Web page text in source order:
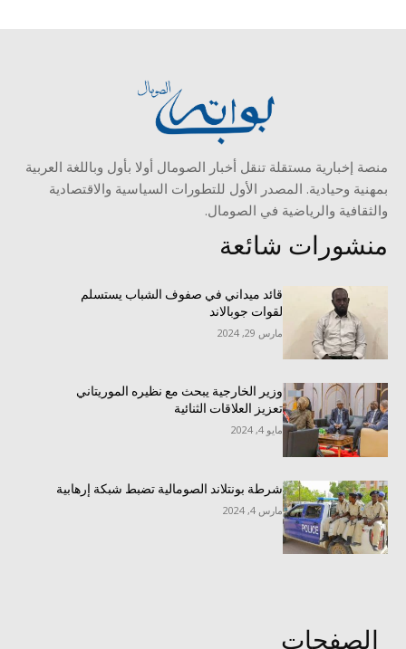
منصة إخبارية مستقلة تنقل أخبار الصومال أولا بأول وباللغة العربية
بمهنية وحيادية. المصدر الأول للتطورات السياسية والاقتصادية
والثقافية والرياضية في الصومال.
منشورات شائعة
قائد ميداني في صفوف الشباب يستسلم
لقوات جوبالاند
مارس 29, 2024
وزير الخارجية يبحث مع نظيره الموريتاني
تعزيز العلاقات الثنائية
مايو 4, 2024
شرطة بونتلاند الصومالية تضبط شبكة إرهابية
مارس 4, 2024
الصفحات